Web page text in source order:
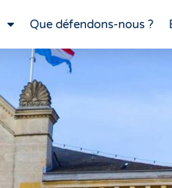
Que défendons-nous ?